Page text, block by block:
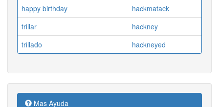
happy birthday
hackmatack
trillar
hackney
trillado
hackneyed
Mas Ayuda